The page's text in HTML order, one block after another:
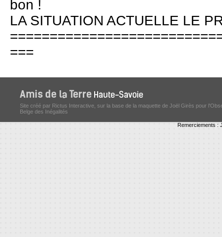
bon !
LA SITUATION ACTUELLE LE
===
Site créé par Rictus Interactive, sur la base de la maquette de Joël Girès pour
Belge des Inégalités
Remerciements :